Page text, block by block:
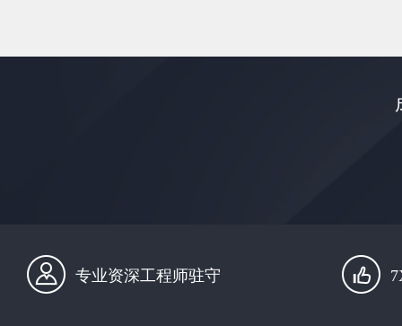
专业资深工程师驻守